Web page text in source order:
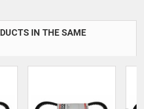
IN THE SAME